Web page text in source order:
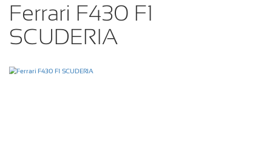
Ferrari F430 F1
SCUDERIA